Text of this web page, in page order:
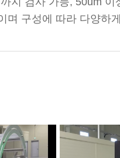
며 구성에 따라 다양하